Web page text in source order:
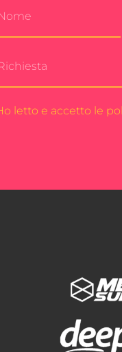
letto e accetto le